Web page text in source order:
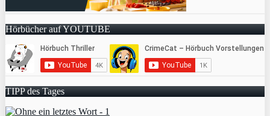
Hörbücher auf YOUTUBE
TIPP des Tages